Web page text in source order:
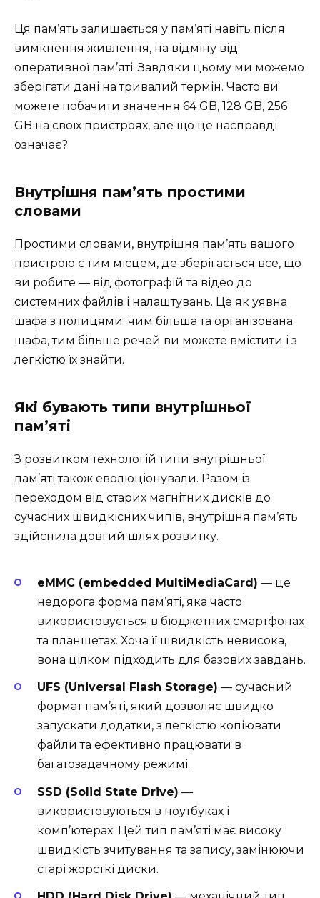
Ця пам’ять залишається у пам’яті навіть після
вимкнення живлення, на відміну від
оперативної пам’яті. Завдяки цьому ми можемо
зберігати дані на тривалий термін. Часто ви
можете побачити значення 64 GB, 128 GB, 256
GB на своїх пристроях, але що це насправді
означає?
Внутрішня пам’ять простими
словами
Простими словами, внутрішня пам’ять вашого
пристрою є тим місцем, де зберігається все, що
ви робите — від фотографій та відео до
системних файлів і налаштувань. Це як уявна
шафа з полицями: чим більша та організована
шафа, тим більше речей ви можете вмістити і з
легкістю їх знайти.
Які бувають типи внутрішньої
пам’яті
З розвитком технологій типи внутрішньої
пам’яті також еволюціонували. Разом із
переходом від старих магнітних дисків до
сучасних швидкісних чипів, внутрішня пам’ять
здійснила довгий шлях розвитку.
eMMC (embedded MultiMediaCard) — це
недорога форма пам’яті, яка часто
використовується в бюджетних смартфонах
та планшетах. Хоча її швидкість невисока,
вона цілком підходить для базових завдань.
UFS (Universal Flash Storage) — сучасний
формат пам’яті, який дозволяє швидко
запускати додатки, з легкістю копіювати
файли та ефективно працювати в
багатозадачному режимі.
SSD (Solid State Drive) —
використовуються в ноутбуках і
комп’ютерах. Цей тип пам’яті має високу
швидкість зчитування та запису, замінюючи
старі жорсткі диски.